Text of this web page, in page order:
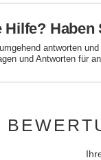
Haben
antworten
und Antworten für